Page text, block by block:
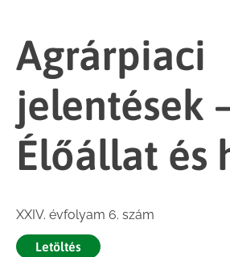
Agrárpiaci
jelentések
Élőállat és
XXIV. évfolyam 6. szám
Letöltés